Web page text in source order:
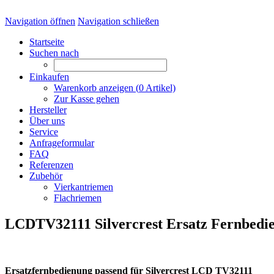
Navigation öffnen Navigation schließen
Startseite
Suchen nach
Einkaufen
Warenkorb anzeigen (0 Artikel)
Zur Kasse gehen
Hersteller
Über uns
Service
Anfrageformular
FAQ
Referenzen
Zubehör
Vierkantriemen
Flachriemen
LCDTV32111 Silvercrest Ersatz
Ersatzfernbedienung passend für Silvercrest LCD TV32111